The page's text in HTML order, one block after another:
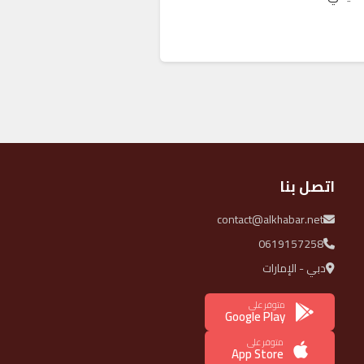
اتصل بنا
contact@alkhabar.net
0619157258
دبي - الإمارات
متوفر على
Google Play
متوفر على
App Store